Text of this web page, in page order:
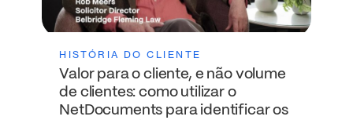
HISTÓRIA DO CLIENTE
Valor para o cliente, e não volume
de clientes: como utilizar o
NetDocuments para identificar os